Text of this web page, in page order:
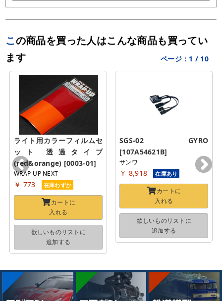
この商品を買った人はこんな商品も買ってい
ます
ページ： 1 / 10
ライト用カラーフィルムセ
ット 透過タイプ
(red&orange) [0003-01]
WRAP-UP NEXT
￥ 773 在庫わずか
カートに
入れる
欲しいものリストに
追加する
SGS-02 GYRO
[107A54621B]
サンワ
￥ 8,918 在庫あり
カートに
入れる
欲しいものリストに
追加する